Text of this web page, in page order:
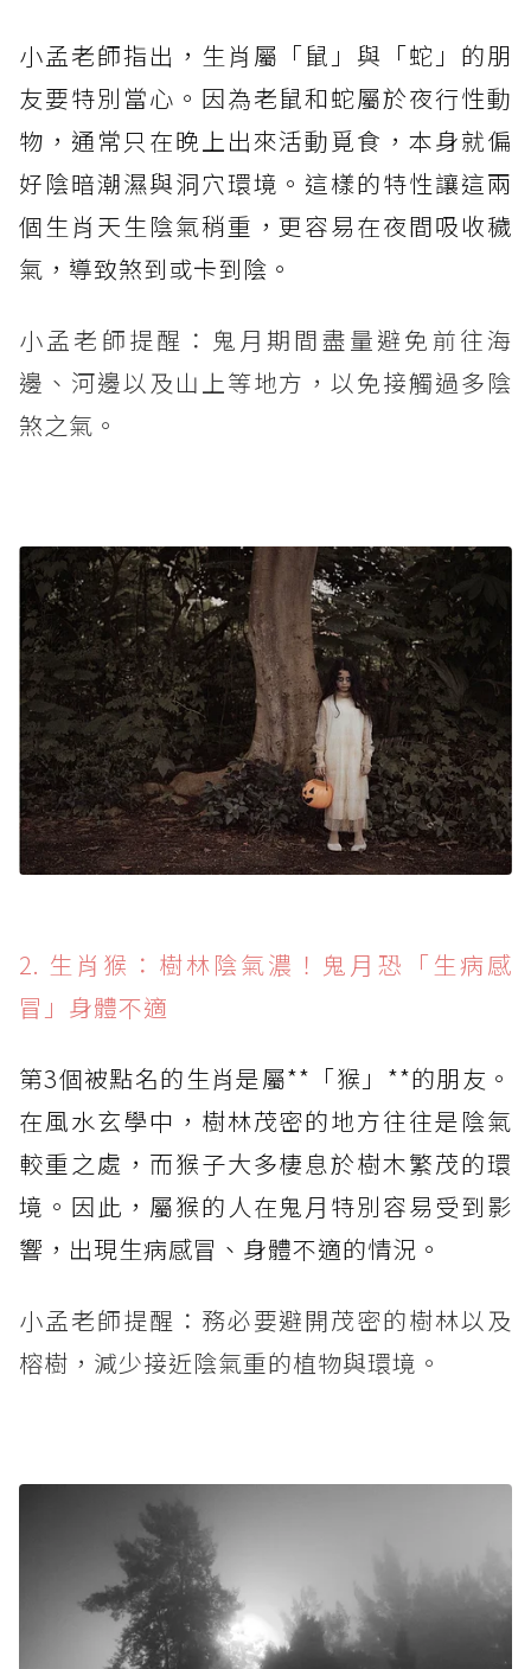
小孟老師指出，生肖屬「鼠」與「蛇」的朋
友要特別當心。因為老鼠和蛇屬於夜行性動
物，通常只在晚上出來活動覓食，本身就偏
好陰暗潮濕與洞穴環境。這樣的特性讓這兩
個生肖天生陰氣稍重，更容易在夜間吸收穢
氣，導致煞到或卡到陰。
小孟老師提醒：鬼月期間盡量避免前往海
邊、河邊以及山上等地方，以免接觸過多陰
煞之氣。
2. 生肖猴：樹林陰氣濃！鬼月恐「生病感
冒」身體不適
第3個被點名的生肖是屬**「猴」**的朋友。
在風水玄學中，樹林茂密的地方往往是陰氣
較重之處，而猴子大多棲息於樹木繁茂的環
境。因此，屬猴的人在鬼月特別容易受到影
響，出現生病感冒、身體不適的情況。
小孟老師提醒：務必要避開茂密的樹林以及
榕樹，減少接近陰氣重的植物與環境。